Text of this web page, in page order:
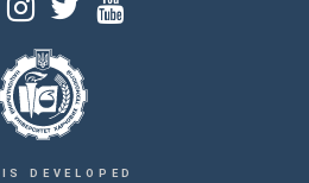
DEVELOPED